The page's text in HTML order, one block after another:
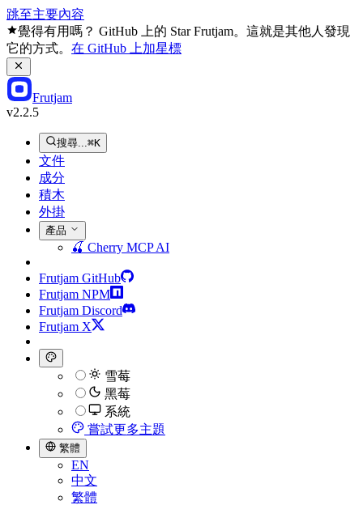
跳至主要內容
覺得有用嗎？ GitHub 上的 Star Frutjam。這就是其他人發現
它的方式。 在 GitHub 上加星標
Frutjam
v2.2.5
搜尋...⌘K
文件
成分
積木
外掛
產品
🍒 Cherry MCPAI
Frutjam GitHub
Frutjam NPM
Frutjam Discord
Frutjam X
雪莓
黑莓
系統
嘗試更多主題
繁體
EN
中文
繁體